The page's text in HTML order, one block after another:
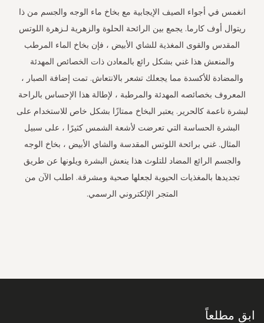
انغمس في أجواء الصيف الإيجابية مع بخاخ ماء الوجه والجسم من ذا
ريتوال أوف كارما. يجمع بين الرائحة الحلوة والزهرية لـزهرة اللوتس
المقدس والقوى المغذية للشاي الأبيض ، فإن بخاخ الماء المرطب
والمنعش هذا غني بشكل رائع بالمعادن ذات الخصائص المهدئة
والمضادة للأكسدة مما يجعلك تشعر بالانتعاش. تمت إضافة الصبار ،
المعروف بخصائصه المهدئة والمرطبة ، لإطالة هذا الإحساس بالراحة
لبشرة ناعمة كالحرير. يعتبر البخاخ ممتازًا بشكل خاص للاستخدام على
البشرة الحساسة التي تعرضت لأشعة الشمس كثيرًا ، على سبيل
المثال. غني برائحة اللوتس المقدسة والشاي الأبيض ، بخاخ الوجه
والجسم الرائع المضاد للتلوث هذا ينعش البشرة ويلونها عن طريق
تجديدها بالمغذيات الحيوية لجعلها صحية ومشرقة. اطلب الآن من
المتجر الإلكتروني الرسمي.
ابق مطلعاً